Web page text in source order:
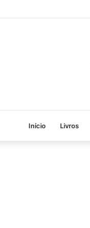
Início Livros